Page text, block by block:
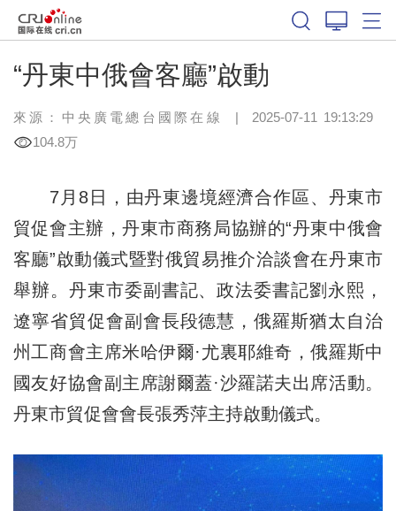
“丹東中俄會客廳”啟動
來源：中央廣電總台國際在線 | 2025-07-11 19:13:29
104.8万
7月8日，由丹東邊境經濟合作區、丹東市
貿促會主辦，丹東市商務局協辦的“丹東中俄會
客廳”啟動儀式暨對俄貿易推介洽談會在丹東市
舉辦。丹東市委副書記、政法委書記劉永熙，
遼寧省貿促會副會長段德慧，俄羅斯猶太自治
州工商會主席米哈伊爾·尤裏耶維奇，俄羅斯中
國友好協會副主席謝爾蓋·沙羅諾夫出席活動。
丹東市貿促會會長張秀萍主持啟動儀式。